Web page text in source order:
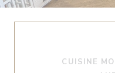
CUISINE